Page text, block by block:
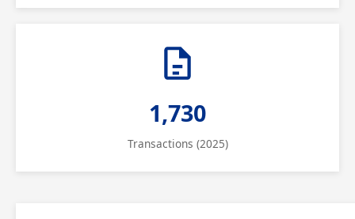
1,730
Transactions (2025)